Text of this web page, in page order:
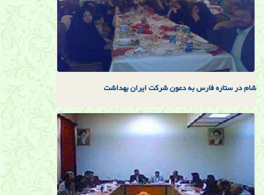
شام در ستاره فارس به دعون شركت ايران بهداشت